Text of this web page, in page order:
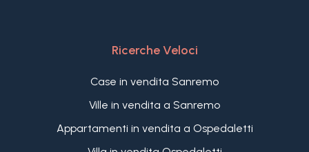
Ricerche Veloci
Case in vendita Sanremo
Ville in vendita a Sanremo
Appartamenti in vendita a Ospedaletti